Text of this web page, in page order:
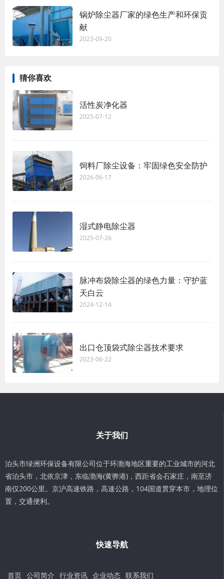
锅炉除尘器厂家的绿色生产和环保贡
献
2023-09-20
猜你喜欢
活性炭净化器
2025-07-12
饲料厂除尘设备：牢固绿色安全防护
2026-06-17
湿式静电除尘器
2025-07-26
脉冲布袋除尘器的绿色力量：守护蓝
天白云
2024-12-14
出口仓顶袋式除尘器技术要求
2023-06-22
关于我们
泊头市绿洲环保设备有限公司位于环渤海地区重要的工业城市的河北
省泊头市，北依京津，东临渤海(黄骅港)，西距省会石家庄，南至济
南仅200公里。京沪高速铁路，高速公路，104国道贯穿本市，地理位
置，交通便利。
快速导航
首页 公司简介 行业资讯 企业动态 联系我们